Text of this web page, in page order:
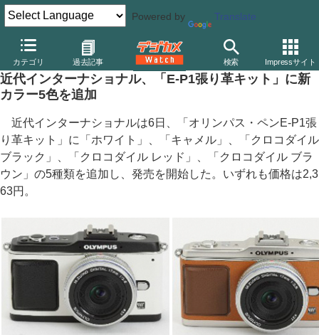
Powered by Translate
カテゴリ 過去記事 検索 Impressサイト
デジカメ Watch その他
近代インターナショナル、「E-P1張り革キット」に新
カラー5色を追加
近代インターナショナルは6日、「オリンパス・ペンE-P1張
り革キット」に「ホワイト」、「キャメル」、「クロコダイル
ブラック」、「クロコダイル レッド」、「クロコダイル ブラ
ウン」の5種類を追加し、発売を開始した。いずれも価格は2,3
63円。